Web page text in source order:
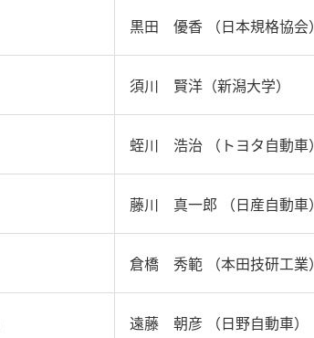
黒田 優香 （日本規格協会）
須川 賢洋（新潟大学）
蛭川 浩治 （トヨタ自動車）
藤川 真一郎 （日産自動車）
倉橋 秀範 （本田技研工業）
遠藤 朝彦 （日野自動車）